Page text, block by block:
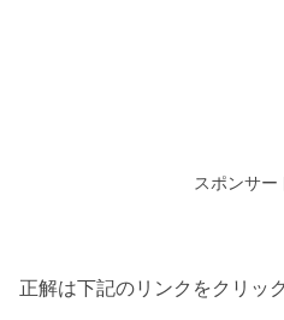
スポンサー
正解は下記のリンクをクリッ